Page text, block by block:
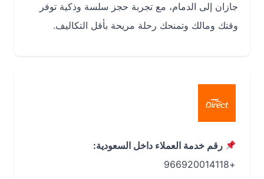
جازان إلى الدمام، مع تجربة حجز سلسة وذكية توفر
وقتك ومالك وتمنحك رحلة مريحة بأقل التكاليف.
رقم خدمة العملاء داخل السعودية: